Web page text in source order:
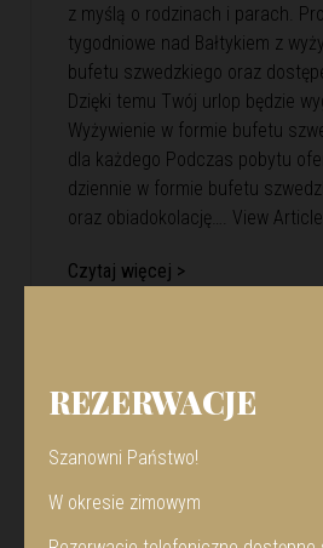
z myślą o rodzinach i parach.
tygodniowe nad Bałtykiem z
bufetu szwedzkiego oraz
Dzięki temu Twój urlop będzie
Wyżywienie w formie bufetu
dla każdego Podczas pobytu
dziennie w formie bufetu
oraz obiadokolację…. View Article
Czytaj więcej >
REZERWACJE
Szanowni Państwo!
W okresie zimowym